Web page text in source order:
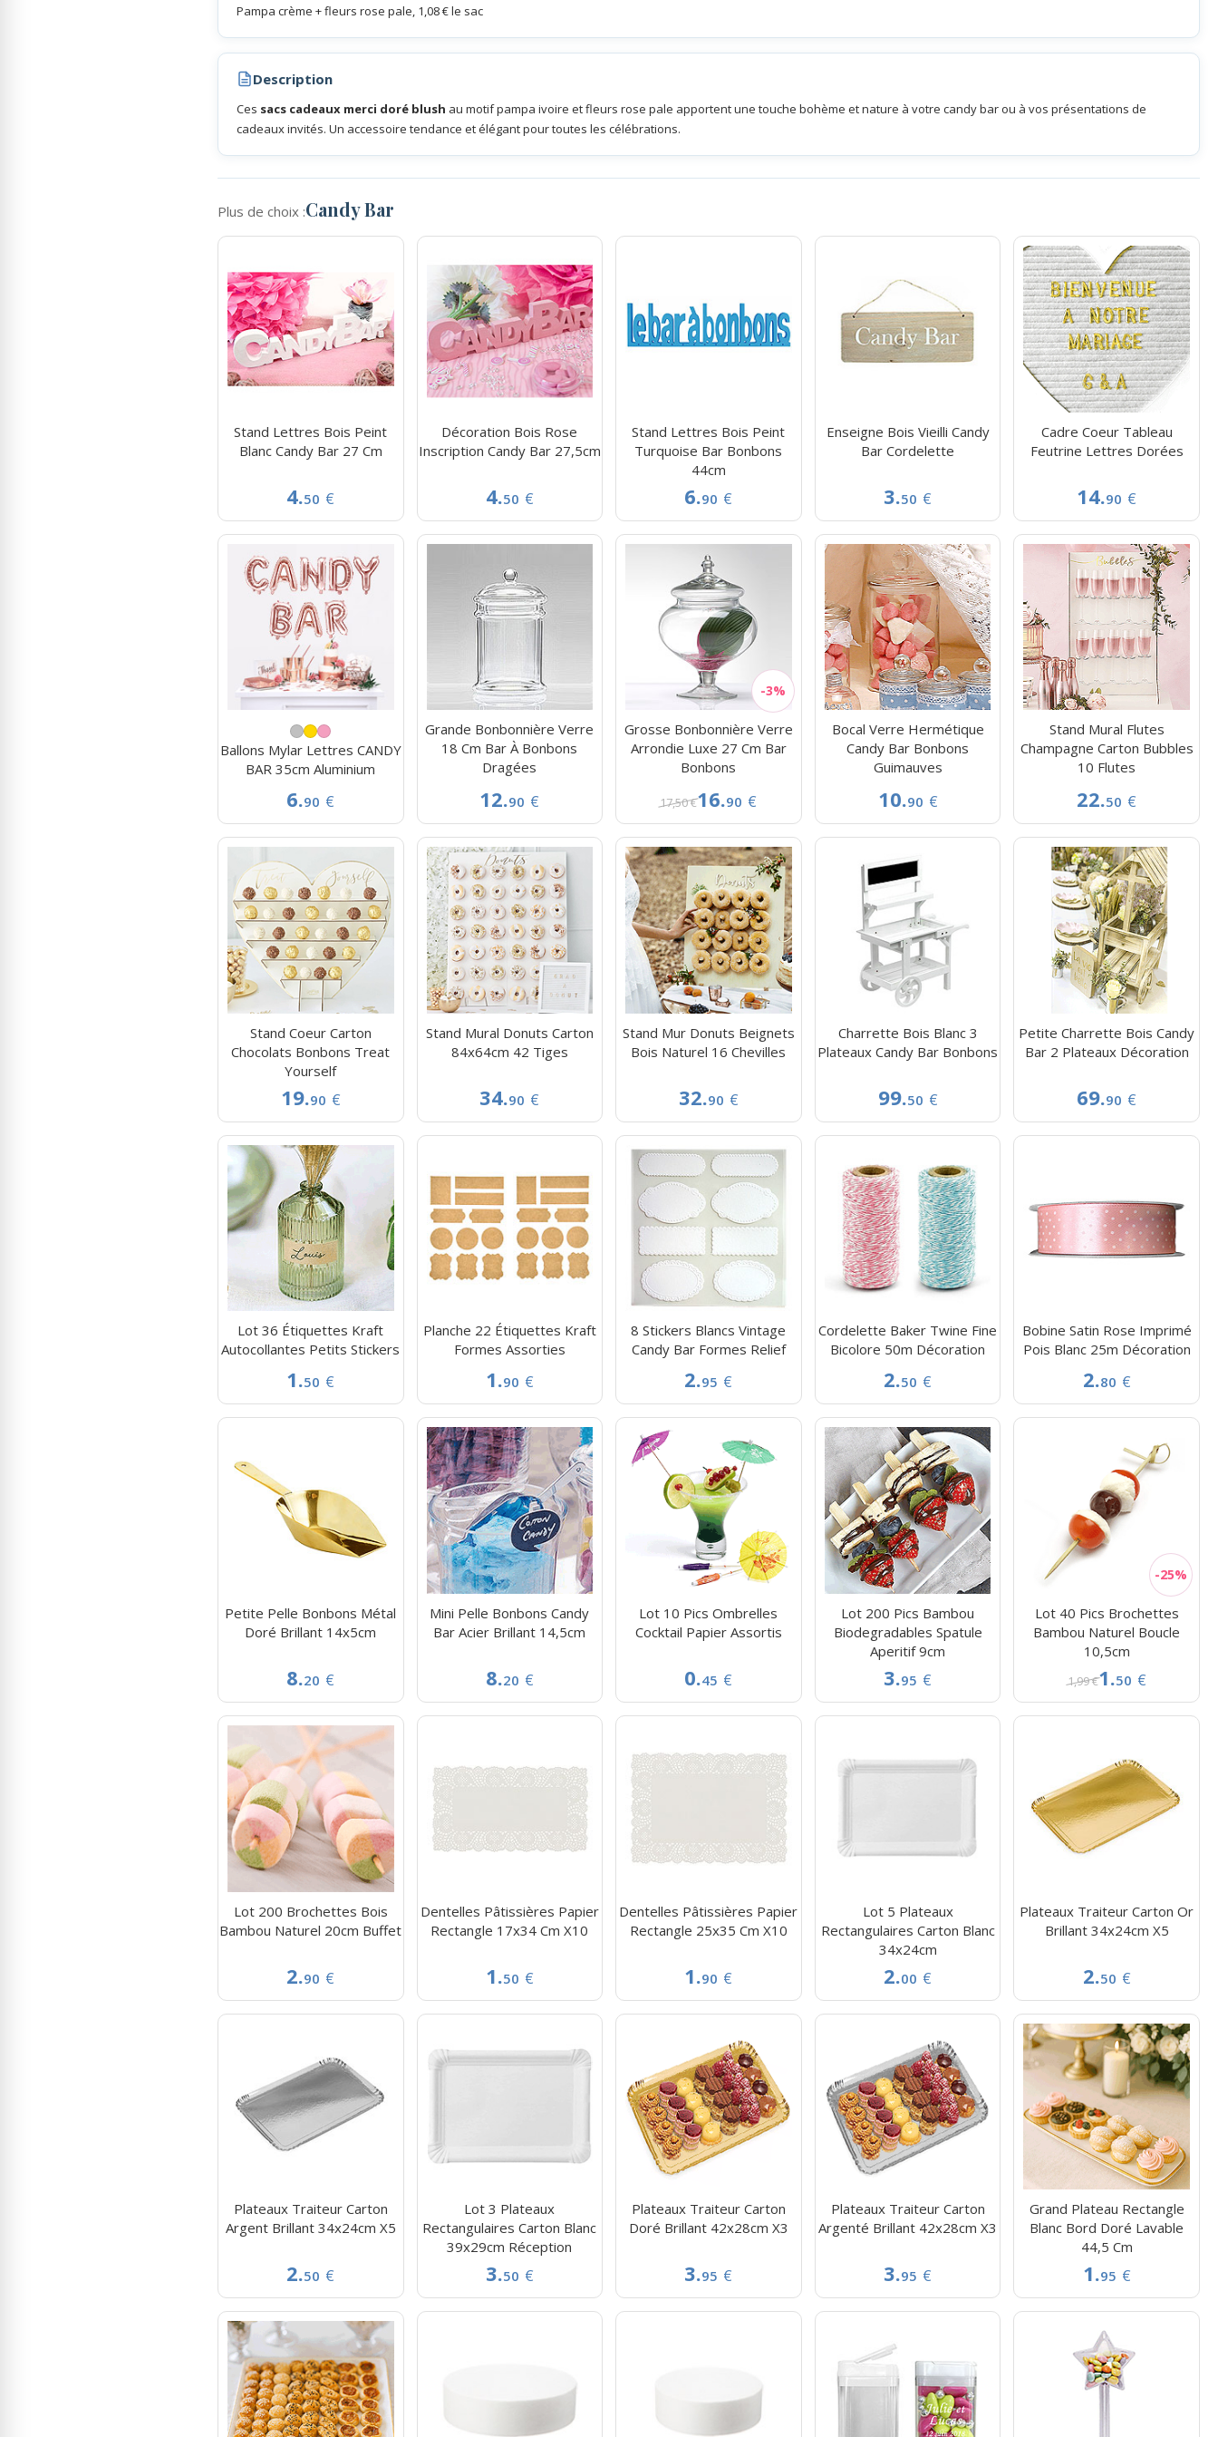
Pampa crème + fleurs rose pale, 1,08 € le sac
Description
Ces sacs cadeaux merci doré blush au motif pampa ivoire et fleurs rose pale apportent une touche bohème et nature à votre candy bar ou à vos présentations de
cadeaux invités. Un accessoire tendance et élégant pour toutes les célébrations.
Plus de choix :Candy Bar
Stand Lettres Bois Peint
Blanc Candy Bar 27 Cm
4.50 €
Décoration Bois Rose
Inscription Candy Bar 27,5cm
4.50 €
Stand Lettres Bois Peint
Turquoise Bar Bonbons
44cm
6.90 €
Enseigne Bois Vieilli Candy
Bar Cordelette
3.50 €
Cadre Coeur Tableau
Feutrine Lettres Dorées
14.90 €
Ballons Mylar Lettres CANDY
BAR 35cm Aluminium
6.90 €
Grande Bonbonnière Verre
18 Cm Bar À Bonbons
Dragées
12.90 €
Grosse Bonbonnière Verre
Arrondie Luxe 27 Cm Bar
Bonbons
17,50 €16.90 €
Bocal Verre Hermétique
Candy Bar Bonbons
Guimauves
10.90 €
Stand Mural Flutes
Champagne Carton Bubbles
10 Flutes
22.50 €
Stand Coeur Carton
Chocolats Bonbons Treat
Yourself
19.90 €
Stand Mural Donuts Carton
84x64cm 42 Tiges
34.90 €
Stand Mur Donuts Beignets
Bois Naturel 16 Chevilles
32.90 €
Charrette Bois Blanc 3
Plateaux Candy Bar Bonbons
99.50 €
Petite Charrette Bois Candy
Bar 2 Plateaux Décoration
69.90 €
Lot 36 Étiquettes Kraft
Autocollantes Petits Stickers
1.50 €
Planche 22 Étiquettes Kraft
Formes Assorties
1.90 €
8 Stickers Blancs Vintage
Candy Bar Formes Relief
2.95 €
Cordelette Baker Twine Fine
Bicolore 50m Décoration
2.50 €
Bobine Satin Rose Imprimé
Pois Blanc 25m Décoration
2.80 €
Petite Pelle Bonbons Métal
Doré Brillant 14x5cm
8.20 €
Mini Pelle Bonbons Candy
Bar Acier Brillant 14,5cm
8.20 €
Lot 10 Pics Ombrelles
Cocktail Papier Assortis
0.45 €
Lot 200 Pics Bambou
Biodegradables Spatule
Aperitif 9cm
3.95 €
Lot 40 Pics Brochettes
Bambou Naturel Boucle
10,5cm
1,99 €1.50 €
Lot 200 Brochettes Bois
Bambou Naturel 20cm Buffet
2.90 €
Dentelles Pâtissières Papier
Rectangle 17x34 Cm X10
1.50 €
Dentelles Pâtissières Papier
Rectangle 25x35 Cm X10
1.90 €
Lot 5 Plateaux
Rectangulaires Carton Blanc
34x24cm
2.00 €
Plateaux Traiteur Carton Or
Brillant 34x24cm X5
2.50 €
Plateaux Traiteur Carton
Argent Brillant 34x24cm X5
2.50 €
Lot 3 Plateaux
Rectangulaires Carton Blanc
39x29cm Réception
3.50 €
Plateaux Traiteur Carton
Doré Brillant 42x28cm X3
3.95 €
Plateaux Traiteur Carton
Argenté Brillant 42x28cm X3
3.95 €
Grand Plateau Rectangle
Blanc Bord Doré Lavable
44,5 Cm
1.95 €